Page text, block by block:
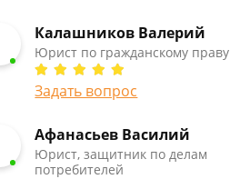
Калашников Валерий
Юрист по гражданскому праву
Задать вопрос
Афанасьев Василий
Юрист, защитник по делам
потребителей